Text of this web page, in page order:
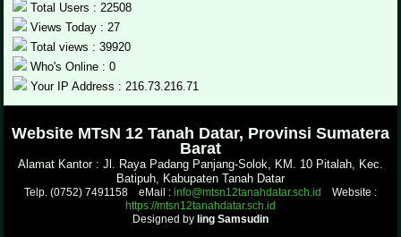
Total Users : 22508
Views Today : 27
Total views : 39920
Who's Online : 0
Your IP Address : 216.73.216.71
Website MTsN 12 Tanah Datar, Provinsi Sumatera
Barat
Alamat Kantor : Jl. Raya Padang Panjang-Solok, KM. 10 Pitalah, Kec.
Batipuh, Kabupaten Tanah Datar
Telp. (0752) 7491158 eMail : info@mtsn12tanahdatar.sch.id
Website :
https://mtsn12tanahdatar.sch.id
Designed by Iing Samsudin